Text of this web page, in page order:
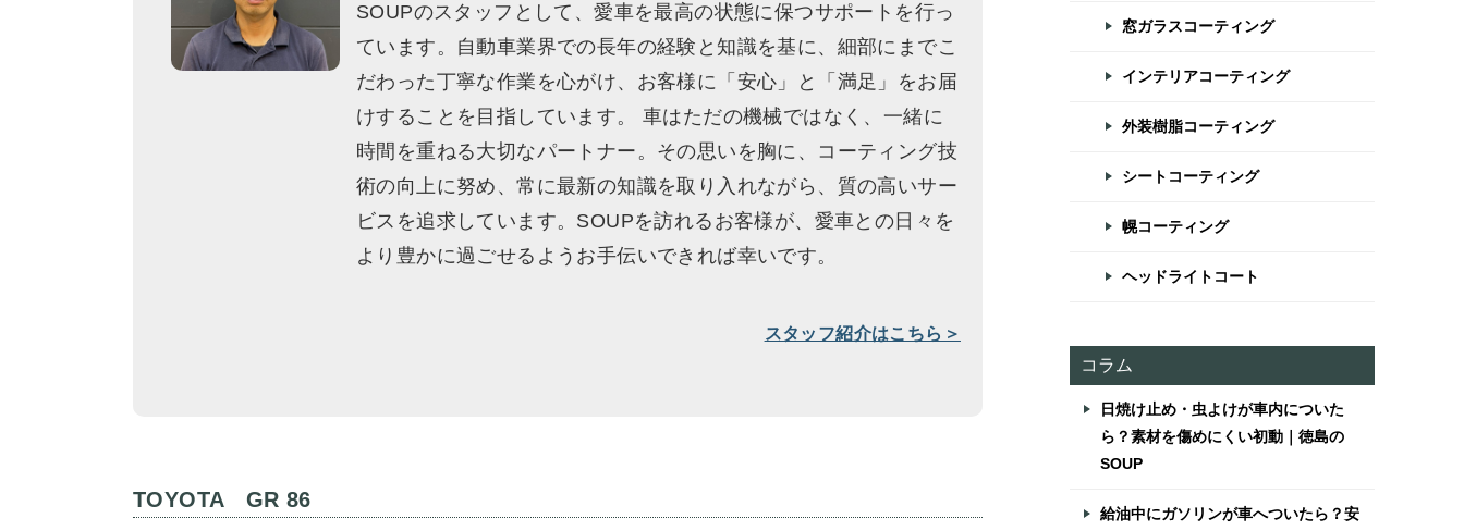
SOUPのスタッフとして、愛車を最高の状態に保つサポートを行っ
ています。自動車業界での長年の経験と知識を基に、細部にまでこ
だわった丁寧な作業を心がけ、お客様に「安心」と「満足」をお届
けすることを目指しています。 車はただの機械ではなく、一緒に
時間を重ねる大切なパートナー。その思いを胸に、コーティング技
術の向上に努め、常に最新の知識を取り入れながら、質の高いサー
ビスを追求しています。SOUPを訪れるお客様が、愛車との日々を
より豊かに過ごせるようお手伝いできれば幸いです。
スタッフ紹介はこちら＞
TOYOTA GR 86
窓ガラスコーティング
インテリアコーティング
外装樹脂コーティング
シートコーティング
幌コーティング
ヘッドライトコート
コラム
日焼け止め・虫よけが車内についた
ら？素材を傷めにくい初動｜徳島の
SOUP
給油中にガソリンが車へついたら？安